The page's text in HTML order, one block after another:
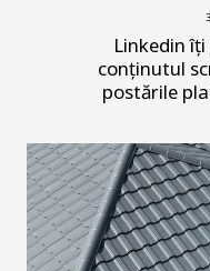
Linkedin
conținutul
postările